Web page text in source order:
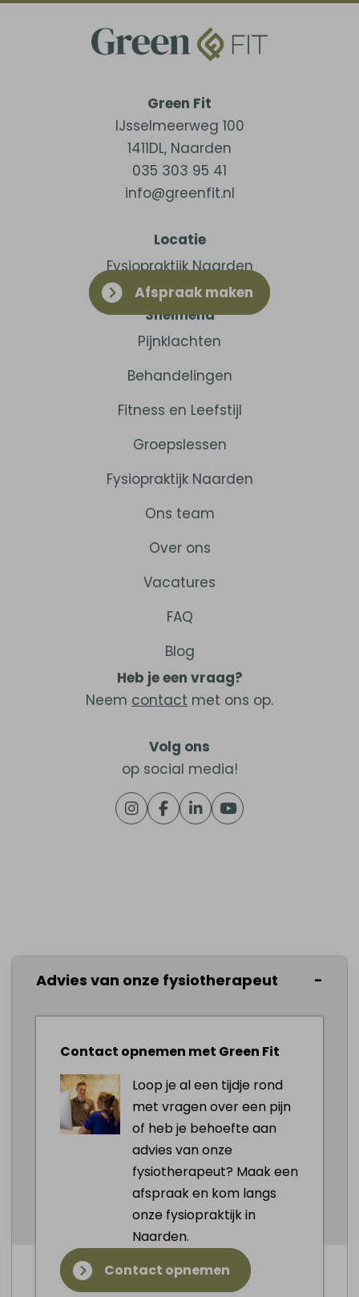
Green Fit
IJsselmeerweg 100
1411DL, Naarden
035 303 95 41
info@greenfit.nl
Locatie
Fysiopraktijk Naarden
Afspraak maken
Snelmenu
Pijnklachten
Behandelingen
Fitness en Leefstijl
Groepslessen
Fysiopraktijk Naarden
Ons team
Over ons
Vacatures
FAQ
Blog
Heb je een vraag?
Neem contact met ons op.
Volg ons
op social media!
FysioWebsite.
Alle rechten voorbehouden.
Cookies
Advies van onze fysiotherapeut
Contact opnemen met Green Fit
Loop je al een tijdje rond
met vragen over een pijn
of heb je behoefte aan
advies van onze
fysiotherapeut? Maak een
afspraak en kom langs
onze fysiopraktijk in
Naarden.
Contact opnemen